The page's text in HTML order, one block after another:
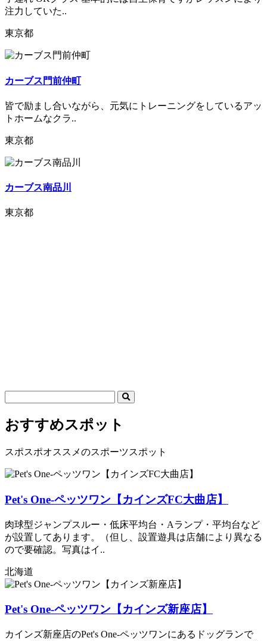
注力していた..
東京都
カーブス門前仲町
皆で励まし合いながら、元気にトレーニングをしているアッ
トホームなクラ..
東京都
カーブス南品川
東京都
おすすめスポット
スポスポオススメのスポーツスポット
Pet's One-ペッツワン【カインズFC大曲店】
肉球型ジャンプスルー・低床平均台・Aランプ・平均台など
が設置してあります。（但し、設置遊具は店舗により異なる
ので要確認。写真はイ..
北海道
Pet's One-ペッツワン【カインズ新座店】
カインズ新座店のPet's One-ペッツワンにあるドッグランで